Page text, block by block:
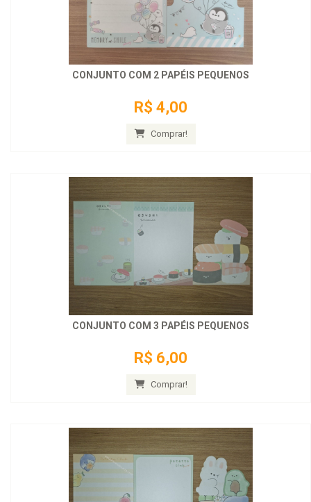
CONJUNTO COM 2 PAPÉIS PEQUENOS
R$ 4,00
Comprar!
CONJUNTO COM 3 PAPÉIS PEQUENOS
R$ 6,00
Comprar!